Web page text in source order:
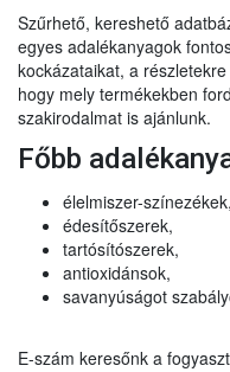
Szűrhető, kereshető
egyes adalékanyagok
kockázataikat, a
hogy mely termékekben
szakirodalmat is ajánlunk.
Főbb
élelmiszer-színezékek,
édesítőszerek,
tartósítószerek,
antioxidánsok,
savanyúságot
E-szám keresőnk a